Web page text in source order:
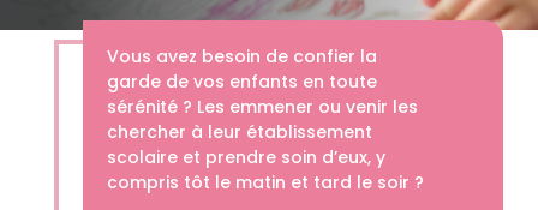
Vous avez besoin de confier la
garde de vos enfants en toute
sérénité ? Les emmener ou venir les
chercher à leur établissement
scolaire et prendre soin d’eux, y
compris tôt le matin et tard le soir ?